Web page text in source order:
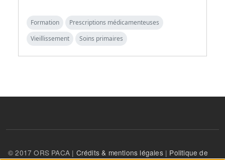
Formation
Prescriptions médicamenteuses
Vieillissement
Soins primaires
© 2017 ORS PACA | Crédits & mentions légales| Politique de